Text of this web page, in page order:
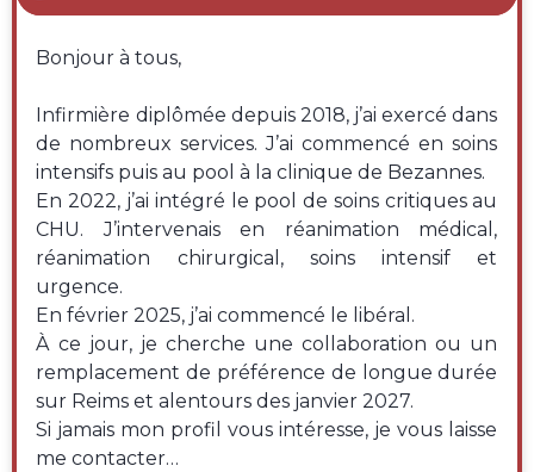
Bonjour à tous,
Infirmière diplômée depuis 2018, j’ai exercé dans
de nombreux services. J’ai commencé en soins
intensifs puis au pool à la clinique de Bezannes.
En 2022, j’ai intégré le pool de soins critiques au
CHU. J’intervenais en réanimation médical,
réanimation chirurgical, soins intensif et
urgence.
En février 2025, j’ai commencé le libéral.
À ce jour, je cherche une collaboration ou un
remplacement de préférence de longue durée
sur Reims et alentours des janvier 2027.
Si jamais mon profil vous intéresse, je vous laisse
me contacter…